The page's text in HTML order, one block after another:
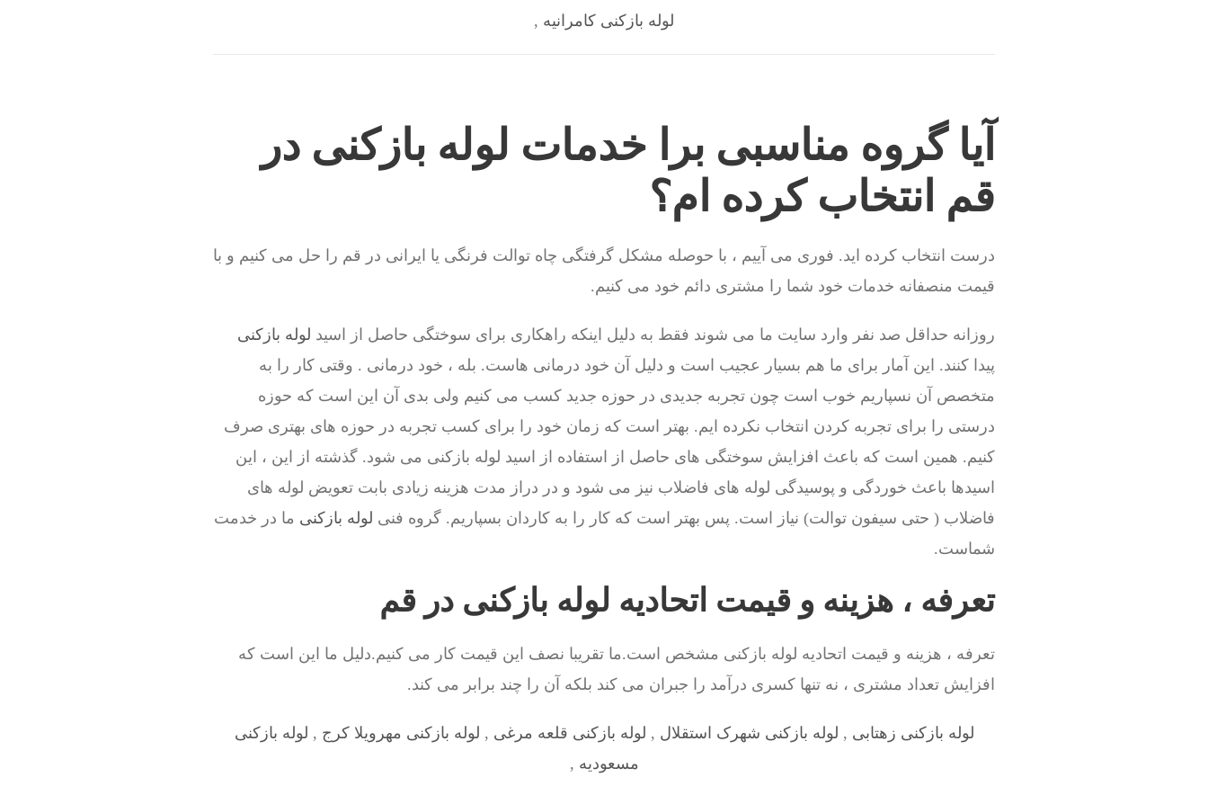
لوله بازکنی کامرانیه ,
آیا گروه مناسبی برا خدمات لوله بازکنی در
قم انتخاب کرده ام؟
درست انتخاب کرده اید. فوری می آییم ، با حوصله مشکل گرفتگی چاه توالت فرنگی یا ایرانی در قم را حل می کنیم و با
قیمت منصفانه خدمات خود شما را مشتری دائم خود می کنیم.
روزانه حداقل صد نفر وارد سایت ما می شوند فقط به دلیل اینکه راهکاری برای سوختگی حاصل از اسید لوله بازکنی
پیدا کنند. این آمار برای ما هم بسیار عجیب است و دلیل آن خود درمانی هاست. بله ، خود درمانی . وقتی کار را به
متخصص آن نسپاریم خوب است چون تجربه جدیدی در حوزه جدید کسب می کنیم ولی بدی آن این است که حوزه
درستی را برای تجربه کردن انتخاب نکرده ایم. بهتر است که زمان خود را برای کسب تجربه در حوزه های بهتری صرف
کنیم. همین است که باعث افزایش سوختگی های حاصل از استفاده از اسید لوله بازکنی می شود. گذشته از این ، این
اسیدها باعث خوردگی و پوسیدگی لوله های فاضلاب نیز می شود و در دراز مدت هزینه زیادی بابت تعویض لوله های
فاضلاب ( حتی سیفون توالت) نیاز است. پس بهتر است که کار را به کاردان بسپاریم. گروه فنی لوله بازکنی ما در خدمت
شماست.
تعرفه ، هزینه و قیمت اتحادیه لوله بازکنی در قم
تعرفه ، هزینه و قیمت اتحادیه لوله بازکنی مشخص است.ما تقریبا نصف این قیمت کار می کنیم.دلیل ما این است که
افزایش تعداد مشتری ، نه تنها کسری درآمد را جبران می کند بلکه آن را چند برابر می کند.
لوله بازکنی زهتابی , لوله بازکنی شهرک استقلال , لوله بازکنی قلعه‌ مرغی , لوله بازکنی مهرویلا کرج , لوله بازکنی
مسعودیه ,